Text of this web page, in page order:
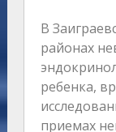
В
районах
ребенка,
приемах